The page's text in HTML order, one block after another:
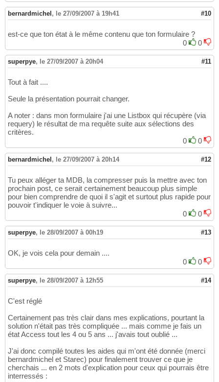
bernardmichel , le 27/09/2007 à 19h41 #10
est-ce que ton état à le même contenu que ton formulaire ?
0
0
superpye, le 27/09/2007 à 20h04 #11
Tout à fait ....
Seule la présentation pourrait changer.
A noter : dans mon formulaire j'ai une Listbox qui récupère (via
requery) le résultat de ma requête suite aux sélections des
critères.
0
0
bernardmichel , le 27/09/2007 à 20h14 #12
Tu peux alléger ta MDB, la compresser puis la mettre avec ton
prochain post, ce serait certainement beaucoup plus simple
pour bien comprendre de quoi il s'agit et surtout plus rapide pour
pouvoir t'indiquer le voie à suivre...
0
0
superpye, le 28/09/2007 à 00h19 #13
OK, je vois cela pour demain ....
0
0
superpye, le 28/09/2007 à 12h55 #14
C'est réglé
Certainement pas très clair dans mes explications, pourtant la
solution n'était pas très compliquée ... mais comme je fais un
état Access tout les 4 ou 5 ans ... j'avais tout oublié ...
J'ai donc compilé toutes les aides qui m'ont été donnée (merci
bernardmichel et Starec) pour finalement trouver ce que je
cherchais ... en 2 mots d'explication pour ceux qui pourrais être
interressés :